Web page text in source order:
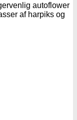
autoflower
af harpiks og